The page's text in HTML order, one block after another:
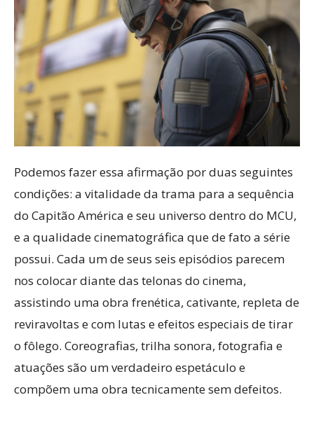
Podemos fazer essa afirmação por duas seguintes
condições: a vitalidade da trama para a sequência
do Capitão América e seu universo dentro do MCU,
e a qualidade cinematográfica que de fato a série
possui. Cada um de seus seis episódios parecem
nos colocar diante das telonas do cinema,
assistindo uma obra frenética, cativante, repleta de
reviravoltas e com lutas e efeitos especiais de tirar
o fôlego. Coreografias, trilha sonora, fotografia e
atuações são um verdadeiro espetáculo e
compõem uma obra tecnicamente sem defeitos.